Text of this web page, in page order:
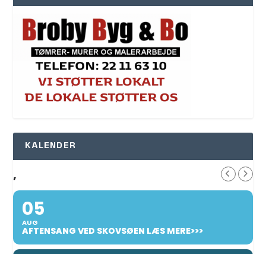
KALENDER
,
05
AUG
AFTENSANG VED SKOVSØEN LÆS MERE>>>